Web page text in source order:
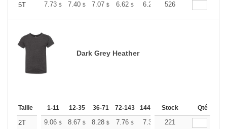
5T
7.73 $ 7.40 $ 7.07 $ 6.62 $ 6.29 6.18
526
Dark Grey Heather
Taille 1-11 12-35 36-71 72-143 144-287 288 + Plus
Stock Qté
2T 9.06 $ 8.67 $ 8.28 $ 7.76 $ 7.38 7.25
221